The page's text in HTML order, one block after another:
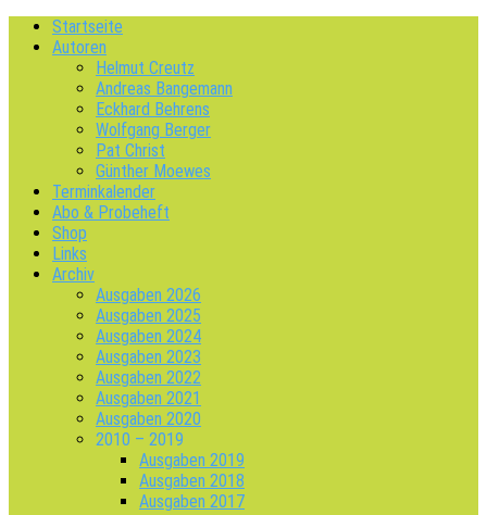
Startseite
Autoren
Helmut Creutz
Andreas Bangemann
Eckhard Behrens
Wolfgang Berger
Pat Christ
Günther Moewes
Terminkalender
Abo & Probeheft
Shop
Links
Archiv
Ausgaben 2026
Ausgaben 2025
Ausgaben 2024
Ausgaben 2023
Ausgaben 2022
Ausgaben 2021
Ausgaben 2020
2010 – 2019
Ausgaben 2019
Ausgaben 2018
Ausgaben 2017